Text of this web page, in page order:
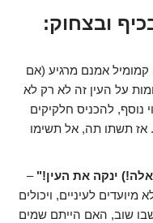
ובצחוק:
אמנם מרגיע (אם
על העין זה לא רק לא
נוסף, להכניס חלקיקים
אז תשתו תה, אל תשימו
ינקה את העין!" –
לעיניים, ויכולים
שוב, האם הייתם שמים